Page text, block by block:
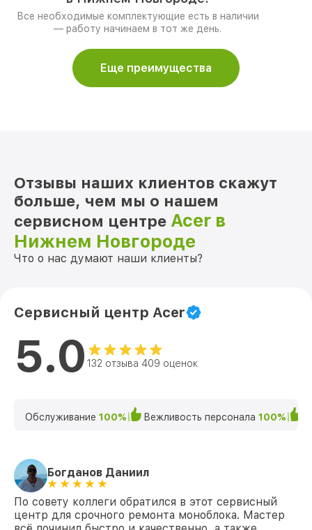
Все необходимые комплектующие есть в наличии
— работу начинаем в тот же день.
Еще преимущества
Отзывы наших клиентов скажут
больше, чем мы о нашем
сервисном центре Acer в
Нижнем Новгороде
Что о нас думают наши клиенты?
Сервисный центр Acer
5.0 132 отзыва 409 оценок
Обслуживание 100% Вежливость персонала 100%
Богданов Даниил
По совету коллеги обратился в этот сервисный
центр для срочного ремонта моноблока. Мастер